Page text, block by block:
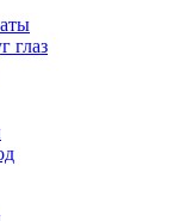
глаз